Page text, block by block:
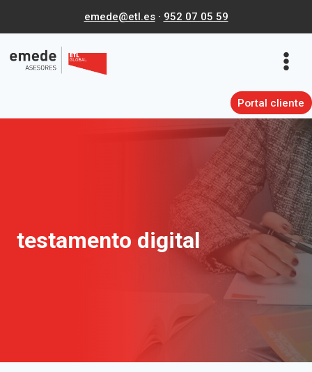
al
contenido
emede@etl.es· 952 07 05 59
Portal cliente
testamento digital